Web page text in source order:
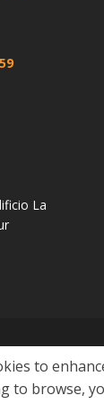
La
Green Card
to
to browse,